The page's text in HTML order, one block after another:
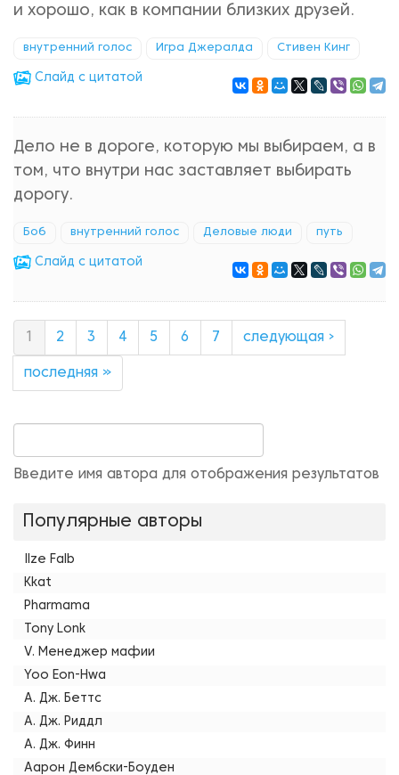
и хорошо, как в компании близких друзей.
внутренний голос Игра Джералда Стивен Кинг
Cлайд с цитатой
Дело не в дороге, которую мы выбираем, а в
том, что внутри нас заставляет выбирать
дорогу.
Боб внутренний голос Деловые люди путь
Cлайд с цитатой
2 3 4 5 6 7 следующая ›
последняя »
Введите имя автора для отображения результатов
Популярные авторы
Ilze Falb
Kkat
Pharmama
Tony Lonk
V. Менеджер мафии
Yoo Eon-Hwa
А. Дж. Беттс
А. Дж. Риддл
А. Дж. Финн
Аарон Дембски-Боуден